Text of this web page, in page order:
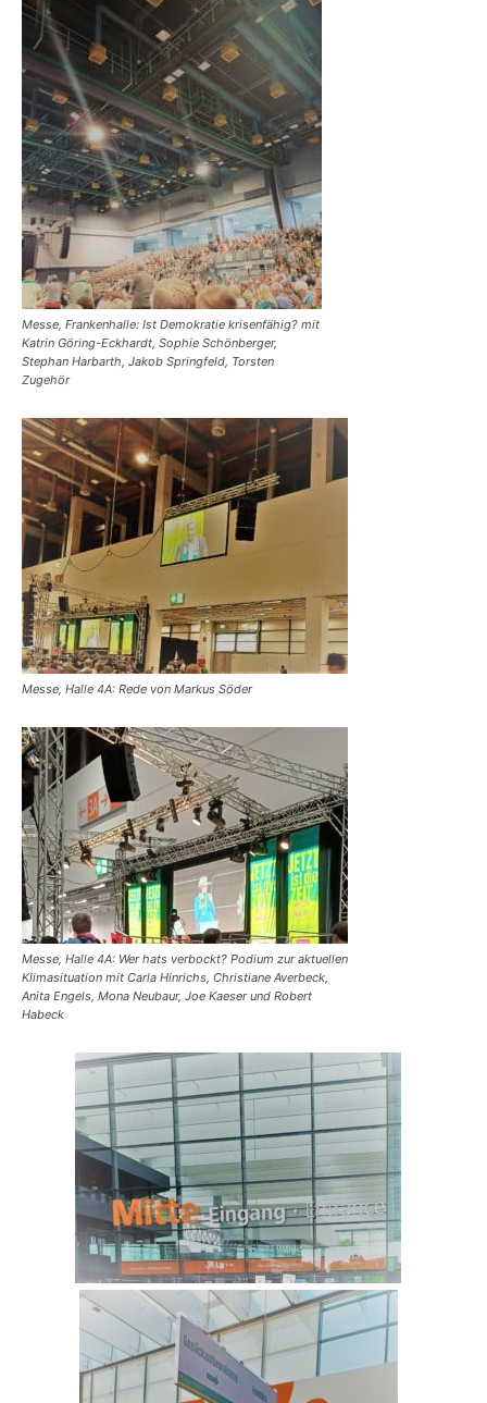
Messe, Frankenhalle: Ist Demokratie krisenfähig? mit
Katrin Göring-Eckhardt, Sophie Schönberger,
Stephan Harbarth, Jakob Springfeld, Torsten
Zugehör
Messe, Halle 4A: Rede von Markus Söder
Messe, Halle 4A: Wer hats verbockt? Podium zur aktuellen
Klimasituation mit Carla Hinrichs, Christiane Averbeck,
Anita Engels, Mona Neubaur, Joe Kaeser und Robert
Habeck